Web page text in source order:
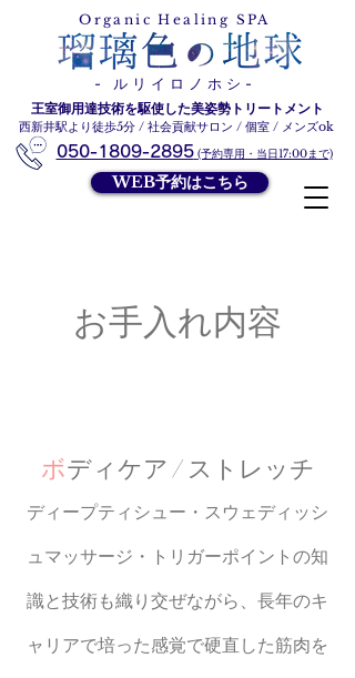
ルリイロノホシOrganic Healing SPA
- ルリイロノホシ-
王室御用達技術を駆使した美姿勢トリートメント
西新井駅より徒歩5分 / 社会貢献サロン / 個室 / メンズok
050-1809-2895 (予約専用・当日17:00まで)
WEB予約はこちら
​お手入れ内容
ボディケア/ ストレッチ
ディープティシュー・スウェディッシ
ュマッサージ・トリガーポイントの知
識と技術も織り交ぜながら、長年のキ
ャリアで培った感覚で硬直した筋肉を